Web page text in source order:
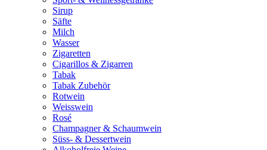
Sirup
Säfte
Milch
Wasser
Zigaretten
Cigarillos & Zigarren
Tabak
Tabak Zubehör
Rotwein
Weisswein
Rosé
Champagner & Schaumwein
Süss- & Dessertwein